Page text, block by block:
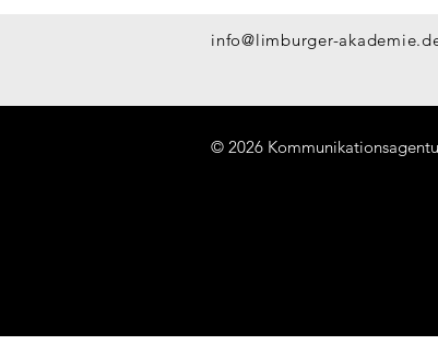
info@limburger-
© 2026